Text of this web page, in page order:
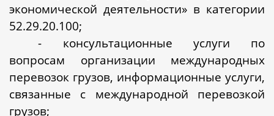
экономической деятельности» в категории
52.29.20.100;
- консультационные услуги по
вопросам организации международных
перевозок грузов, информационные услуги,
связанные с международной перевозкой
грузов;